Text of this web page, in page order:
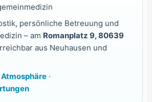
persönliche Betreuung und
– am Romanplatz 9, 80639
aus Neuhausen und
Atmosphäre·